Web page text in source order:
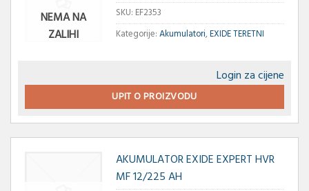
NEMA NA
ZALIHI
SKU: EF2353
Kategorije:Akumulatori,EXIDE TERETNI
Login za cijene
UPIT O PROIZVODU
AKUMULATOR EXIDE EXPERT HVR
MF 12/225 AH